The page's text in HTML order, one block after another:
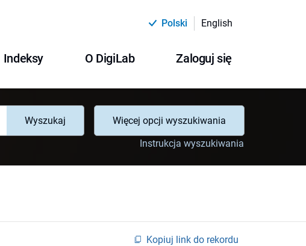
Polski English
Indeksy O DigiLab Zaloguj się
Wyszukaj
Więcej opcji wyszukiwania
Instrukcja wyszukiwania
Kopiuj link do rekordu